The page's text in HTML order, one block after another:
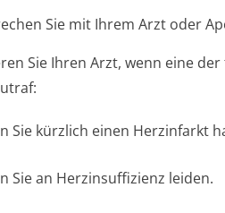
Sie mit Ihrem Arzt oder
Sie Ihren Arzt, wenn eine
Sie kürzlich einen Herzinfarkt
Sie an Herzinsuffizienz leiden.